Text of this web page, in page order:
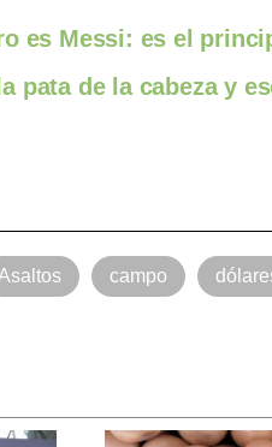
es Messi: es el
pata de la cabeza y
campo